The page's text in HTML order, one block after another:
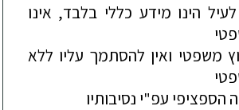
הינו מידע כללי בלבד, אינו
משפטי ואין להסתמך עליו ללא
עפ"י נסיבותיו